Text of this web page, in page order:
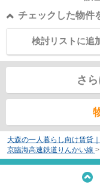
チェックした物件
検討リストに追
さ
大森の一人暮らし向け賃貸
京臨海高速鉄道りんかい線 >